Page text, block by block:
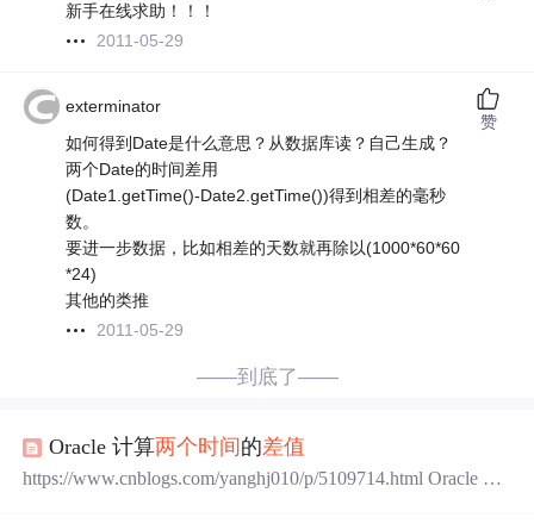
新手在线求助！！！
2011-05-29
exterminator
如何得到Date是什么意思？从数据库读？自己生成？
两个Date的时间差用
(Date1.getTime()-Date2.getTime())得到相差的毫秒
数。
要进一步数据，比如相差的天数就再除以(1000*60*60
*24)
其他的类推
2011-05-29
赞
——到底了——
Oracle 计算两个时间 的差值
https://www.cnblogs.com/yanghj010/p/5109714.html Oracle 计